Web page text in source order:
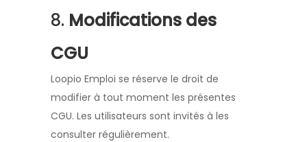
8. Modifications des
CGU
Loopio Emploi se réserve le droit de
modifier à tout moment les présentes
CGU. Les utilisateurs sont invités à les
consulter régulièrement.